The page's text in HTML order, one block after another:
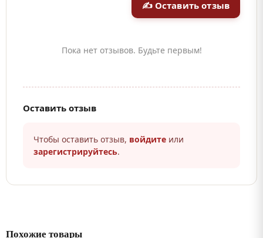
✍ Оставить отзыв
Пока нет отзывов. Будьте первым!
Оставить отзыв
Чтобы оставить отзыв, войдите или
зарегистрируйтесь.
Похожие товары